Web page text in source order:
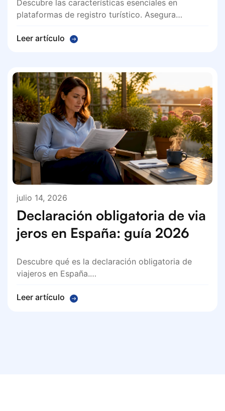
Descubre las características esenciales en
plataformas de registro turístico. Asegura…
Leer artículo
julio 14, 2026
Declaración obligatoria de via
jeros en España: guía 2026
Descubre qué es la declaración obligatoria de
viajeros en España.…
Leer artículo